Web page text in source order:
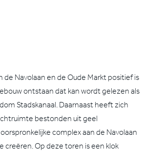
Navolaan en de Oude Markt positief is
ontstaan dat kan wordt gelezen als
Stadskanaal. Daarnaast heeft zich
bestonden uit geel
complex aan de Navolaan
Op deze toren is een klok